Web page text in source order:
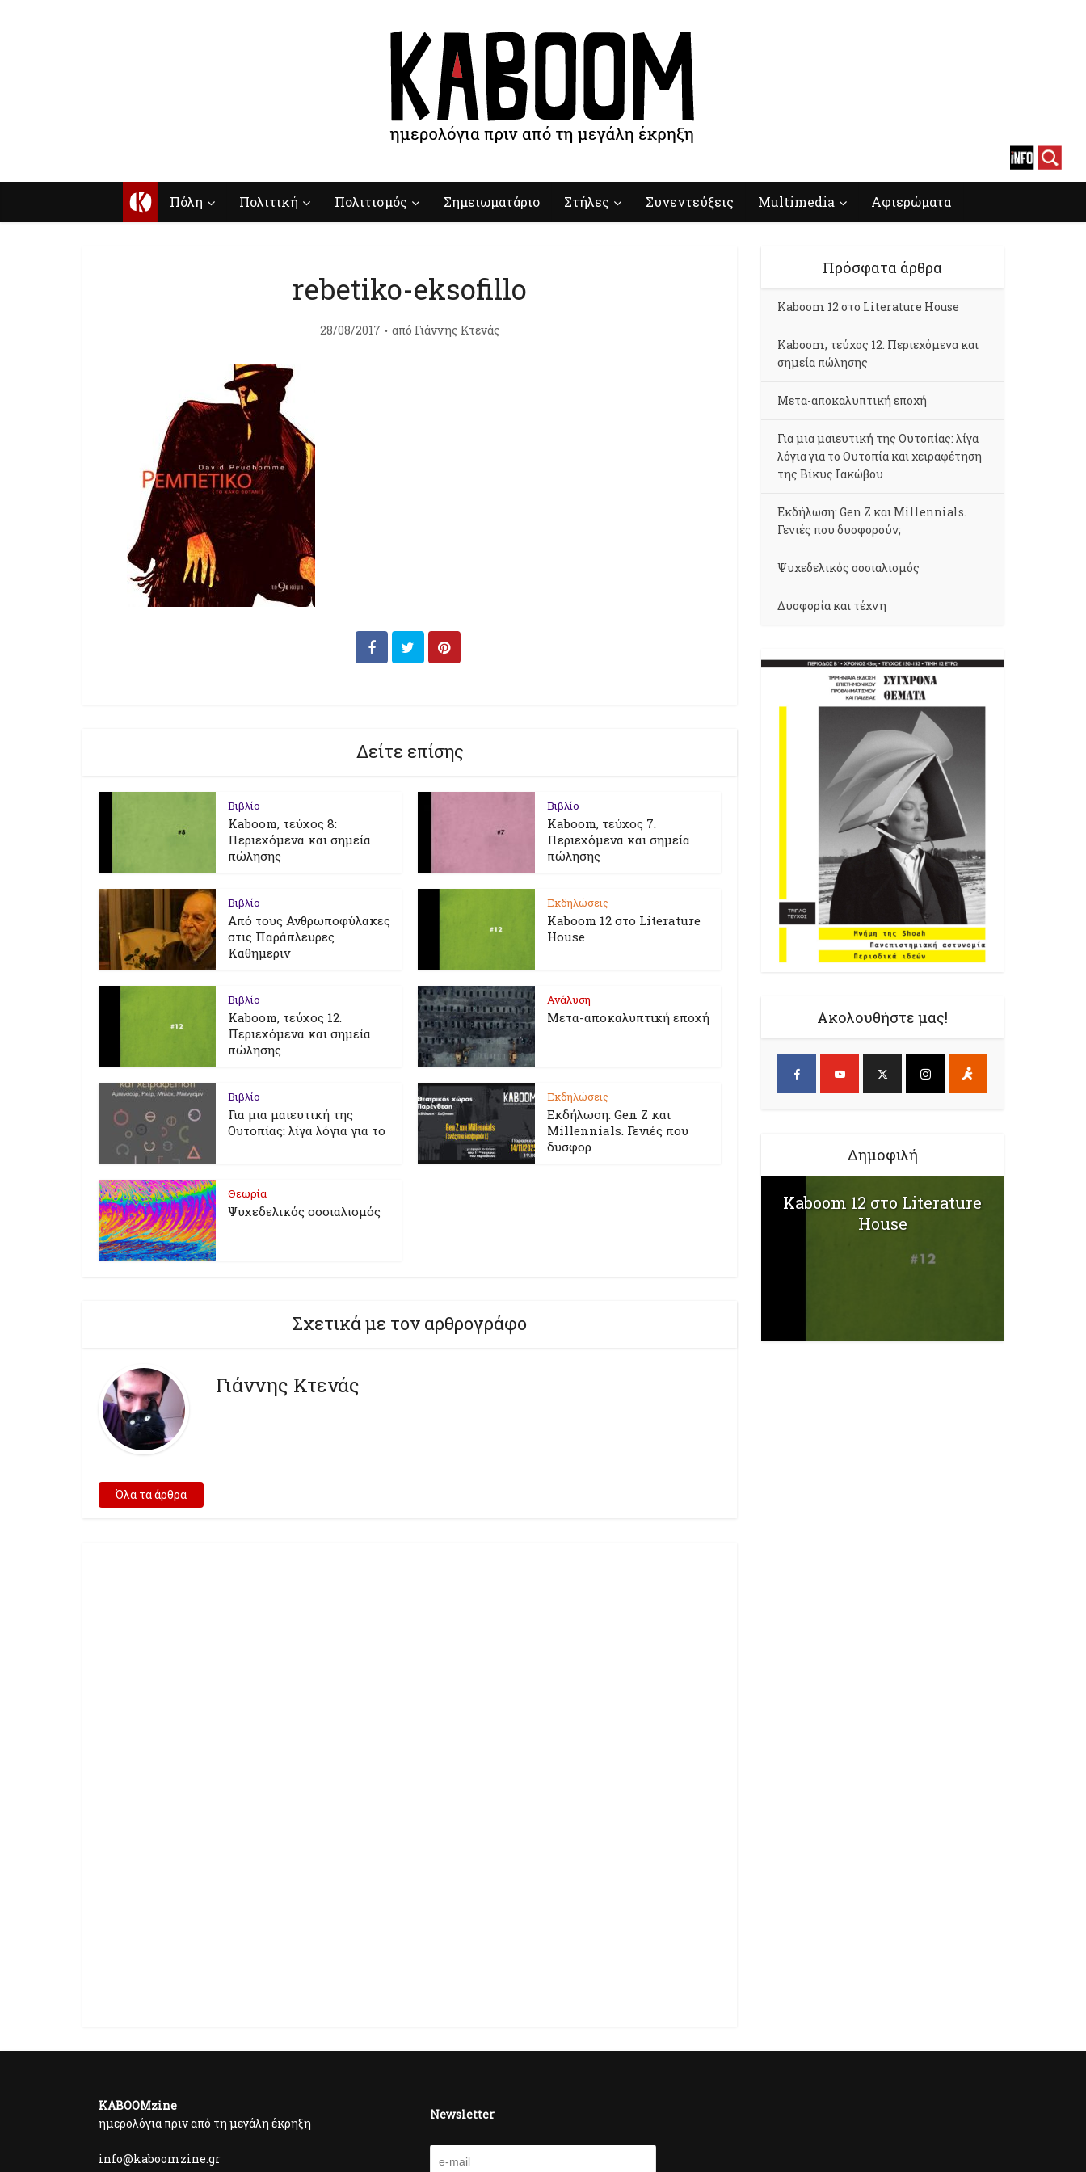
Κ Πόλη Πολιτική Πολιτισμός Σημειωματάριο Στήλες Συνεντεύξεις Multimedia Αφιερώματα
rebetiko-eksofillo
28/08/2017 από Γιάννης Κτενάς
Δείτε επίσης
Βιβλίο
Kaboom, τεύχος 8:
Περιεχόμενα και σημεία
πώλησης
Βιβλίο
Kaboom, τεύχος 7.
Περιεχόμενα και σημεία
πώλησης
Βιβλίο
Από τους Ανθρωποφύλακες
στις Παράπλευρες
Καθημεριν
Εκδηλώσεις
Kaboom 12 στο Literature
House
Βιβλίο
Kaboom, τεύχος 12.
Περιεχόμενα και σημεία
πώλησης
Ανάλυση
Μετα-αποκαλυπτική εποχή
Βιβλίο
Για μια μαιευτική της
Ουτοπίας: λίγα λόγια για το
Εκδηλώσεις
Εκδήλωση: Gen Z και
Millennials. Γενιές που
δυσφορ
Θεωρία
Ψυχεδελικός σοσιαλισμός
Σχετικά με τον αρθρογράφο
Γιάννης Κτενάς
Όλα τα άρθρα
Πρόσφατα άρθρα
Kaboom 12 στο Literature House
Kaboom, τεύχος 12. Περιεχόμενα και
σημεία πώλησης
Μετα-αποκαλυπτική εποχή
Για μια μαιευτική της Ουτοπίας: λίγα
λόγια για το Ουτοπία και χειραφέτηση
της Βίκυς Ιακώβου
Εκδήλωση: Gen Z και Millennials.
Γενιές που δυσφορούν;
Ψυχεδελικός σοσιαλισμός
Δυσφορία και τέχνη
Ακολουθήστε μας!
Δημοφιλή
Kaboom 12 στο Literature
House
KABOOMzine
ημερολόγια πριν από τη μεγάλη έκρηξη
info@kaboomzine.gr
Newsletter